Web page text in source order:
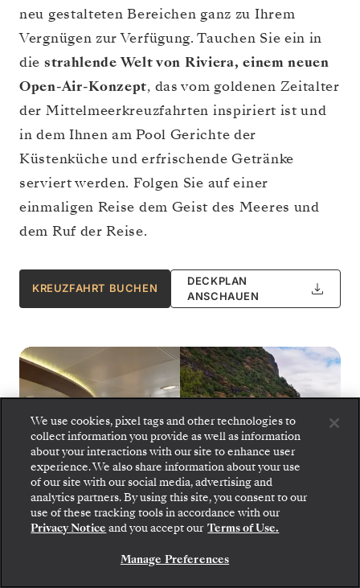
neu gestalteten Bereichen ganz zu Ihrem
Vergnügen zur Verfügung. Tauchen Sie ein in
die strahlende Welt von Riviera, einem neuen
Open-Air-Konzept, das vom goldenen Zeitalter
der Mittelmeerkreuzfahrten inspiriert ist und
in dem Ihnen am Pool Gerichte der
Küstenküche und erfrischende Getränke
serviert werden. Folgen Sie auf einer
einmaligen Reise dem Geist des Meeres und
dem Ruf der Reise.
KREUZFAHRT BUCHEN
DECKPLAN
ANSCHAUEN
Gehen Sie an Bord: Wählen Sie Ihre Suite und
prüfen Sie die Preise und Inklusivleistungen, bevor
Sie Ihre Silversea-Reise sicher bestätigen.
BUCHEN SIE IHRE SUITE
We use cookies, pixel tags and other technologies to
collect information you provide as well as information
about your interactions with our site to enhance user
experience. We also share information about your use
of our site with our social media, advertising and
analytics partners. By using this site, you consent to our
use of these tracking tools in accordance with our
Privacy Notice and you accept our Terms of Use.
Manage Preferences